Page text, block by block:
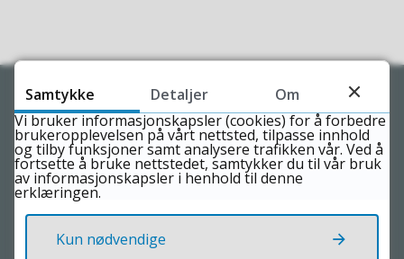
Skriv til oss
Send oss e-post
Postadresse
Postboks 152, 7261 Sistranda
Samtykke Detaljer
Om
Vi bruker informasjonskapsler (cookies) for å forbedre
brukeropplevelsen på vårt nettsted, tilpasse innhold
og tilby funksjoner samt analysere trafikken vår. Ved å
fortsette å bruke nettstedet, samtykker du til vår bruk
av informasjonskapsler i henhold til denne
erklæringen.
Kun nødvendige